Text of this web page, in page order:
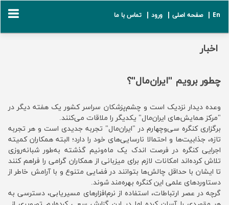
En | صفحه اصلی | ورود | تماس با ما
اخبار
چطور برویم "ایران‌مال"؟
وعده دیدار نزدیک است و چشم‌پزشکان سراسر کشور یک هفته دیگر در
"مرکز همایش‌های ایران‌مال" یکدیگر را ملاقات می‌کنند.
برگزاری کنگره سی‌وچهارم در "ایران‌مال" تجربه جدیدی است و هر تجربه
تازه، جذابیت‌ها و احتمالا نارسایی‌های خود را دارد؛ البته همکاران کمیته
اجرایی کنگره در فرصت اندک یک ماه‌ونیم گذشته به‌طور شبانه‌روزی
تلاش کرده‌اند امکانات لازم برای میزبانی از همکاران گرامی را فراهم کنند
تا ایشان با حداقل چالش‌ها بتوانند در فضایی متنوع و با آرامش خاطر از
دستاوردهای علمی این کنگره بهره‌مند شوند.
گرچه در عصر ارتباطات، استفاده از نرم‌افزارهای مسیریابی، دسترسی به